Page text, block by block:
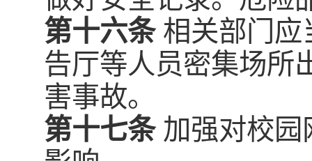
第十六条相关部门应
告厅等人员密集场所
害事故。
第十七条加强对校园